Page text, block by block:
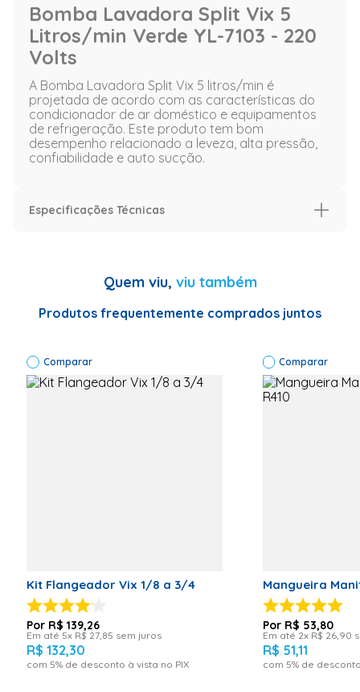
Bomba Lavadora Split Vix 5
Litros/min Verde YL-7103 - 220
Volts
A Bomba Lavadora Split Vix 5 litros/min é
projetada de acordo com as características do
condicionador de ar doméstico e equipamentos
de refrigeração. Este produto tem bom
desempenho relacionado a leveza, alta pressão,
confiabilidade e auto sucção.
Especificações Técnicas
YL-7103
fábrica: YL-
7103
Código do
modelo: YL-
Código de Fábrica
YL-7103
Marca
Vix
Quem viu, viu também
Produtos frequentemente comprados juntos
Comparar
Kit Flangeador Vix 1/8 a 3/4
R$ 139,26
Em até 5x R$ 27 85 sem juros
R$ 132,30
com 5% de desconto à vista no PIX
Comparar
Mangueira
R$ 53,80
Em até 2x R$ 26, 90
R$ 51,11
com 5% de